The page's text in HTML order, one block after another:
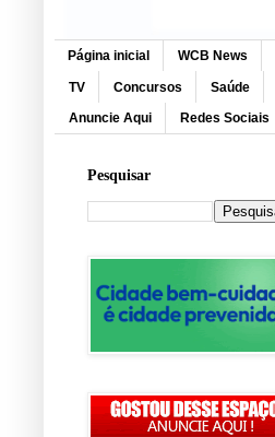
Página inicial WCB News
TV Concursos Saúde
Anuncie Aqui Redes Sociais
Pesquisar